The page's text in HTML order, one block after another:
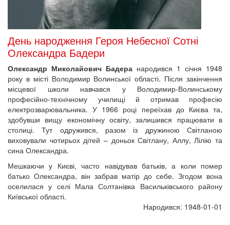
День народження Героя Небесної Сотні
Олександра Бадери
Олександр Миколайович Бадера народився 1 січня 1948
року в місті Володимир Волинської області. Після закінчення
місцевої школи навчався у Володимир-Волинському
професійно-технічному училищі й отримав професію
електрозварювальника. У 1966 році переїхав до Києва та,
здобувши вищу економічну освіту, залишився працювати в
столиці. Тут одружився, разом із дружиною Світланою
виховували чотирьох дітей – доньок Світлану, Аллу, Лілію та
сина Олександра.
Мешкаючи у Києві, часто навідував батьків, а коли помер
батько Олександра, він забрав матір до себе. Згодом вона
оселилася у селі Мала Солтанівка Васильківського району
Київської області.
Народився: 1948-01-01